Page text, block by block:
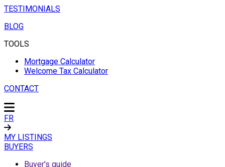
TESTIMONIALS
BLOG
TOOLS
Mortgage Calculator
Welcome Tax Calculator
CONTACT
FR
MY LISTINGS
BUYERS
Buyer's guide